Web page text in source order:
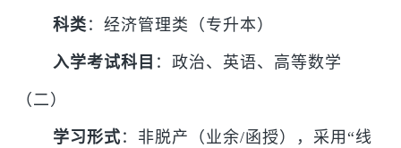
科类 ：经济管理类（专升本）
入学考试科目 ：政治、英语、高等数学
（二）
学习形式：非脱产（业余/函授），采用“线